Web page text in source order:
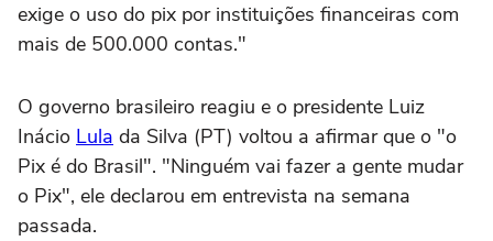
exige o uso do pix por instituições financeiras com
mais de 500.000 contas."
O governo brasileiro reagiu e o presidente Luiz
Inácio Lula da Silva (PT) voltou a afirmar que o "o
Pix é do Brasil". "Ninguém vai fazer a gente mudar
o Pix", ele declarou em entrevista na semana
passada.